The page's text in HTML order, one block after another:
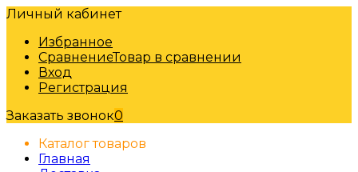
Личный кабинет
Избранное
СравнениеТовар в сравнении
Вход
Регистрация
Заказать звонок0
Каталог товаров
Главная